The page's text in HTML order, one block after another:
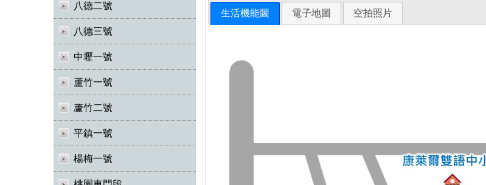
八德二號
八德三號
中壢一號
蘆竹一號
蘆竹二號
平鎮一號
楊梅一號
生活機能圖 電子地圖 空拍照片